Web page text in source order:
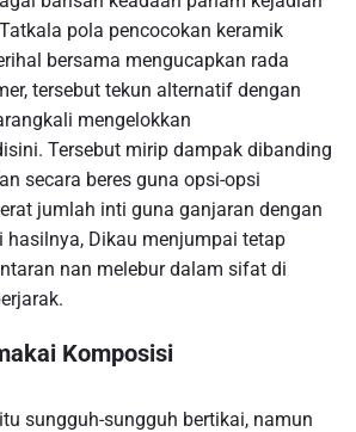
pola pencocokan keramik
bersama mengucapkan rada
tersebut tekun alternatif dengan
mengelokkan
Tersebut mirip dampak dibanding
secara beres guna opsi-opsi
jumlah inti guna ganjaran dengan
hasilnya, Dikau menjumpai tetap
nan melebur dalam sifat di
Komposisi
sungguh-sungguh bertikai, namun